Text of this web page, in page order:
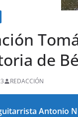
de
REDACCIÓN
Antonio